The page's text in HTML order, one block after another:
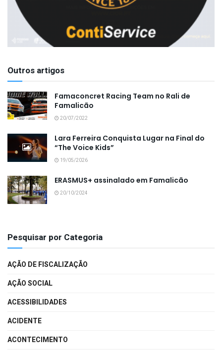
Outros artigos
Famaconcret Racing Team no Rali de
Famalicão
20/07/2022
Lara Ferreira Conquista Lugar na Final do
“The Voice Kids”
19/05/2026
ERASMUS+ assinalado em Famalicão
20/10/2024
Pesquisar por Categoria
AÇÃO DE FISCALIZAÇÃO
AÇÃO SOCIAL
ACESSIBILIDADES
ACIDENTE
ACONTECIMENTO